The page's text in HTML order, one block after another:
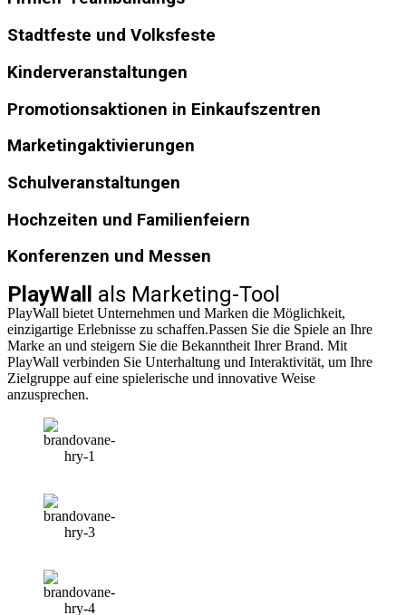
Stadtfeste und Volksfeste
Kinderveranstaltungen
Promotionsaktionen in Einkaufszentren
Marketingaktivierungen
Schulveranstaltungen
Hochzeiten und Familienfeiern
Konferenzen und Messen
PlayWall als Marketing-Tool
PlayWall bietet Unternehmen und Marken die Möglichkeit,
einzigartige Erlebnisse zu schaffen.Passen Sie die Spiele an Ihre
Marke an und steigern Sie die Bekanntheit Ihrer Brand. Mit
PlayWall verbinden Sie Unterhaltung und Interaktivität, um Ihre
Zielgruppe auf eine spielerische und innovative Weise
anzusprechen.